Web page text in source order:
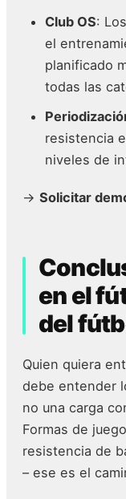
Club OS:
el
planificado
todas las
resistencia
niveles de
→ Solicitar
en el
del
Quien quiera
debe entender
no una carga
Formas de
resistencia de
– ese es el